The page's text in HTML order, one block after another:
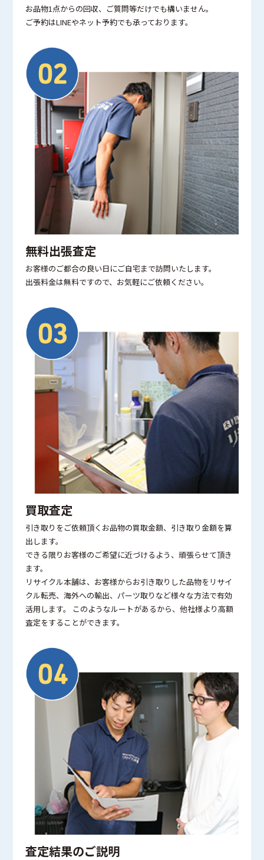
お品物1点からの回収、ご質問等だけでも構いません。
ご予約はLINEやネット予約でも承っております。
無料出張査定
お客様のご都合の良い日にご自宅まで訪問いたします。
出張料金は無料ですので、お気軽にご依頼ください。
買取査定
引き取りをご依頼頂くお品物の買取金額、引き取り金額を算
出します。
できる限りお客様のご希望に近づけるよう、頑張らせて頂き
ます。
リサイクル本舗は、お客様からお引き取りした品物をリサイ
クル転売、海外への輸出、パーツ取りなど様々な方法で有効
活用します。 このようなルートがあるから、他社様より高額
査定をすることができます。
査定結果のご説明